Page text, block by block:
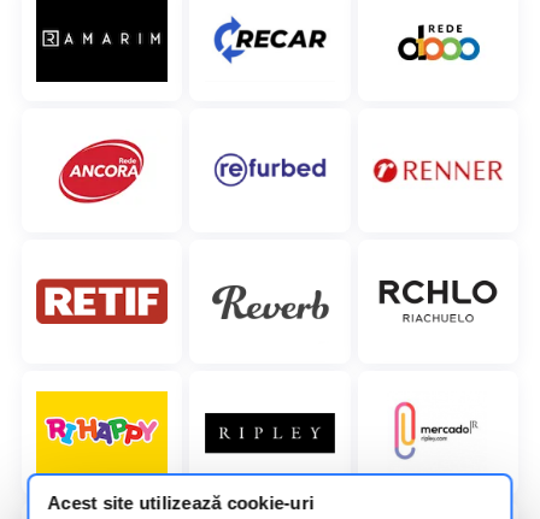
Acest site utilizează cookie-uri